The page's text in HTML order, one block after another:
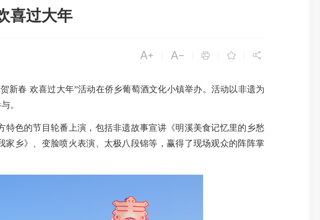
喜过大年
    
春 欢喜过大年”活动在侨乡葡萄酒文化小镇举办。活动以非遗为
。
色的节目轮番上演，包括非遗故事宣讲《明溪美食记忆里的乡愁
乡》、变脸喷火表演、太极八段锦等，赢得了现场观众的阵阵掌